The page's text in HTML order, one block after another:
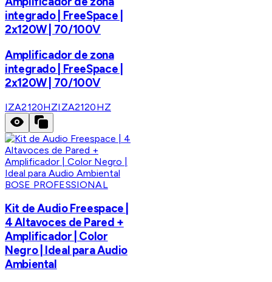
integrado | FreeSpace |
2x120W | 70/100V
Amplificador de zona
integrado | FreeSpace |
2x120W | 70/100V
IZA2120HZIZA2120HZ
BOSE PROFESSIONAL
Kit de Audio Freespace |
4 Altavoces de Pared +
Amplificador | Color
Negro | Ideal para Audio
Ambiental